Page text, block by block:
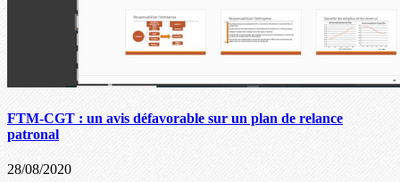
FTM-CGT : un avis défavorable sur un plan de relance
patronal
28/08/2020